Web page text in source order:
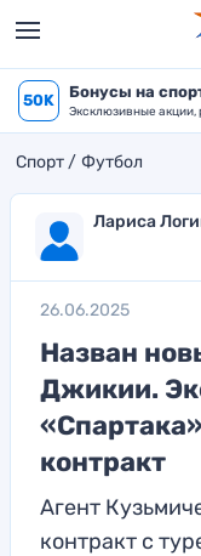
50K Бонусы на
Эксклюзивные акции,
Спорт Футбол
Лариса
26.06.2025
Назван
Джикии.
контракт
Агент
контракт с